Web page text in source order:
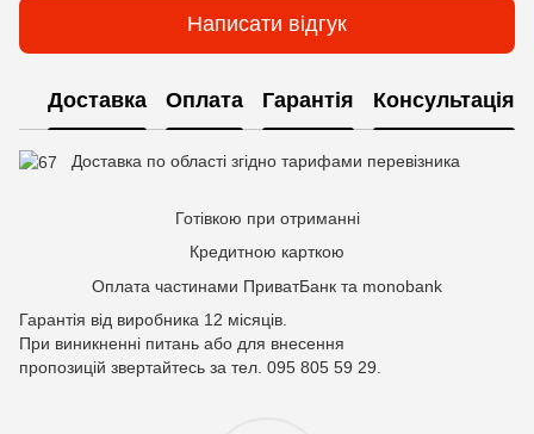
Написати відгук
Доставка Оплата Гарантія Консультація
Доставка по області згідно тарифами перевізника
Готівкою при отриманні
Кредитною карткою
Оплата частинами ПриватБанк та monobank
Гарантія від виробника 12 місяців.
При виникненні питань або для внесення
пропозицій звертайтесь за тел. 095 805 59 29.